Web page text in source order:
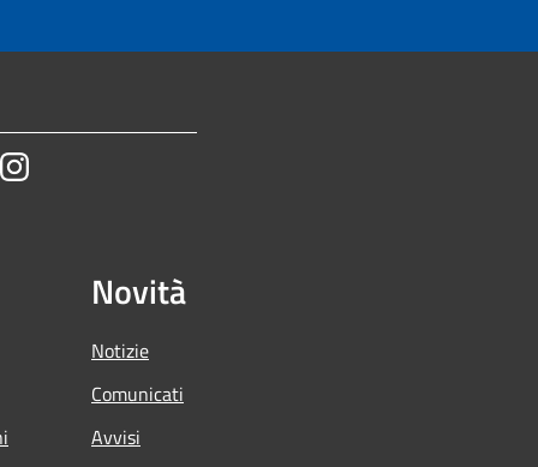
Instagram
Novità
Notizie
Comunicati
Avvisi